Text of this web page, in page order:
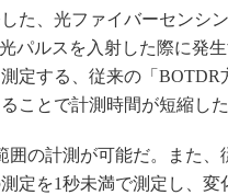
製造業ビッグデータ
メイドインジャパン
植物工場
海外生産
た、光ファイバーセンシ
パルスを入射した際に発
定する、従来の「BOTDR
ことで計測時間が短縮した
の計測が可能だ。また、
定を1秒未満で測定し、変